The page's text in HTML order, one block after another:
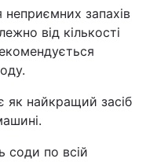
неприємних запахів
від кількості
як найкращий засіб
соди по всій